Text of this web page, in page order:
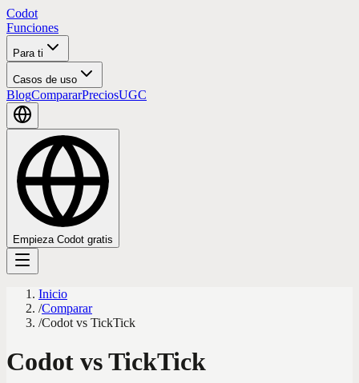
Codot
Funciones
Para ti
Casos de uso
BlogCompararPreciosUGC
Empieza Codot gratis
Inicio
/Comparar
/Codot vs TickTick
Codot vs TickTick